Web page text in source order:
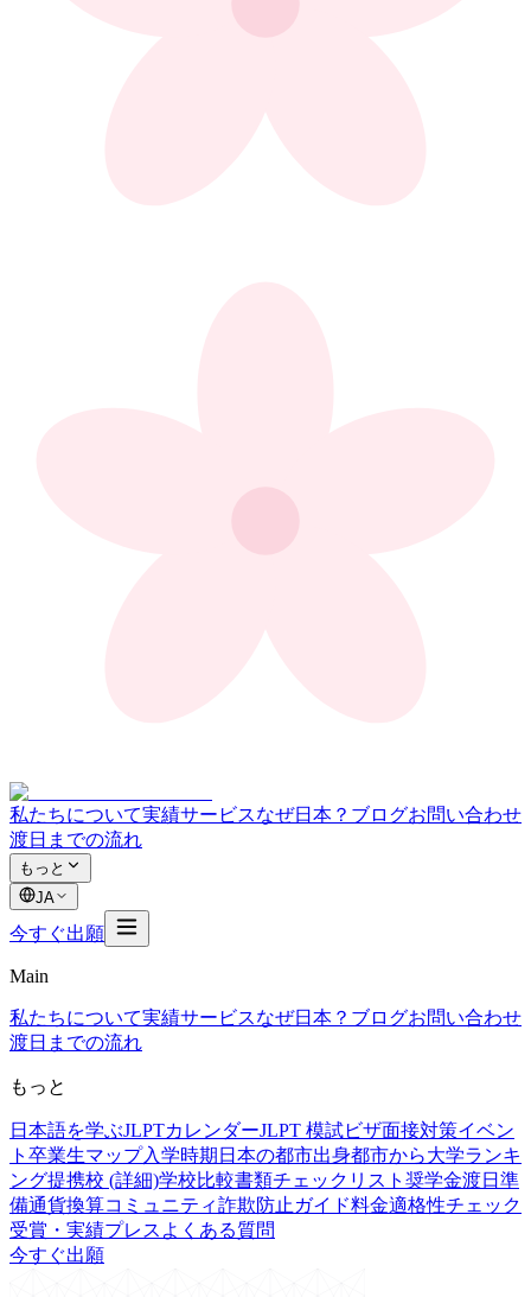
私たちについて実績サービスなぜ日本？ ブログお問い合わせ
渡日までの流れ
もっと
JA
今すぐ出願
Main
私たちについて実績サービスなぜ日本？ ブログお問い合わせ
渡日までの流れ
もっと
日本語を学ぶJLPTカレンダーJLPT 模試ビザ面接対策イベン
ト 卒業生マップ入学時期 日本の都市出身都市から大学ランキ
ング提携校 (詳細)学校比較書類チェックリスト 奨学金渡日準
備通貨換算コミュニティ詐欺防止ガイド料金適格性チェック
受賞・実績プレス よくある質問
今すぐ出願